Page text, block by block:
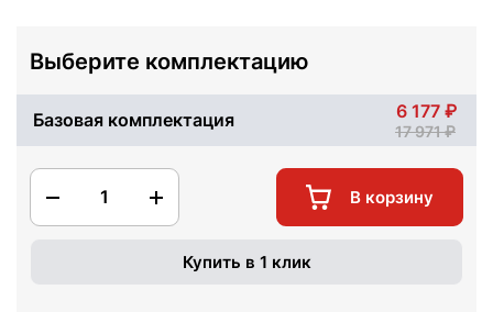
Выберите комплектацию
Базовая комплектация 6 177
17 971
1 В корзину
Купить в 1 клик